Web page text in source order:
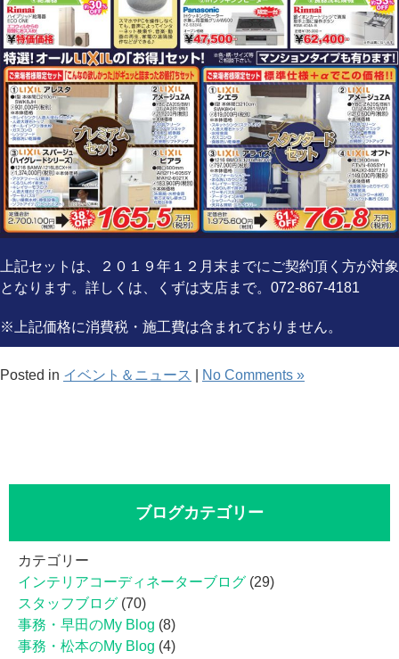
上記セットは、２０１９年１２月末までにご契約頂く方が対象
となります。詳しくは、くずは支店まで。072-867-4181
※上記価格に消費税・施工費は含まれておりません。
Posted in イベント＆ニュース No Comments »
ブログカテゴリー
カテゴリー
インテリアコーディネーターブログ (29)
スタッフブログ (70)
事務・早田のMy Blog (8)
事務・松本のMy Blog (4)